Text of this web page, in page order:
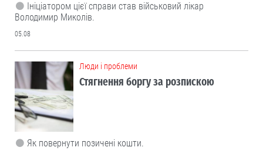
Ініціатором цієї справи став військовий лікар
Володимир Миколів.
05.08
Люди і проблеми
Стягнення боргу за розпискою
Як повернути позичені кошти.